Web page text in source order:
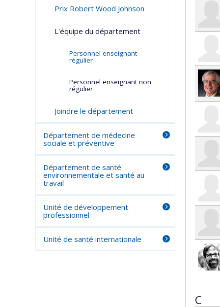
C
Prix Robert Wood Johnson
L'équipe du département
Personnel enseignant
régulier
Personnel enseignant non
régulier
Joindre le département
Département de médecine
sociale et préventive
Département de santé
environnementale et santé au
travail
Unité de développement
professionnel
Unité de santé internationale